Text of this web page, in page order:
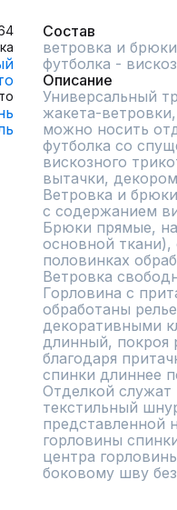
Состав
ветровка и
футболка -
Описание
Универсальный
жакета-
можно носить
футболка со
вискозного
вытачки,
Ветровка и
с содержанием
Брюки прямые,
основной ткани),
половинках
Ветровка
Горловина с
обработаны
декоративными
длинный, покроя
благодаря
спинки длиннее
Отделкой
текстильный
представленной
горловины
центра
боковому шву